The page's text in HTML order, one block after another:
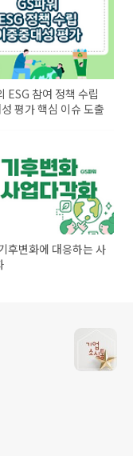
ESG 참여 정책 수립
평가 핵심 이슈 도출
후변화에 대응하는 사